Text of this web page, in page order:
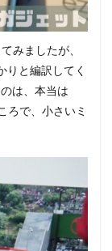
みましたが、
りと編訳してく
は、本当は
ろで、小さいミ